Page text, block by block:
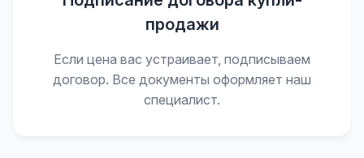
продажи
Если цена вас устраивает, подписываем
договор. Все документы оформляет наш
специалист.